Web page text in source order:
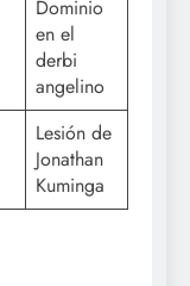
Dominio
en el
derbi
angelino
Lesión de
Jonathan
Kuminga